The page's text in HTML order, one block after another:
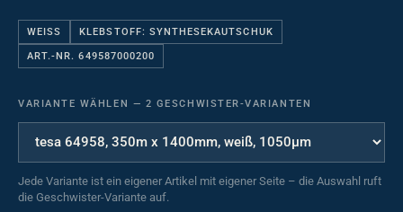
WEISS KLEBSTOFF: SYNTHESEKAUTSCHUK
ART.-NR. 649587000200
VARIANTE WÄHLEN — 2 GESCHWISTER-VARIANTEN
Jede Variante ist ein eigener Artikel mit eigener Seite – die Auswahl ruft
die Geschwister-Variante auf.